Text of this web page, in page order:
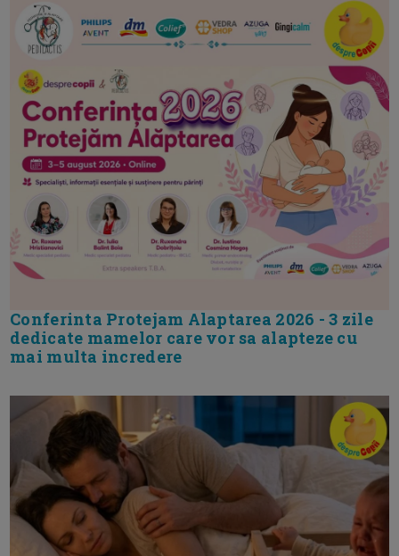
Conferinta Protejam Alaptarea 2026 - 3 zile
dedicate mamelor care vor sa alapteze cu
mai multa incredere